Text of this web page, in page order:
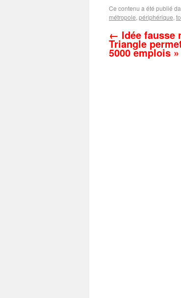
Ce contenu a été publié
métropole, périphérique,
← Idée fausse
Triangle
5000 emplois »